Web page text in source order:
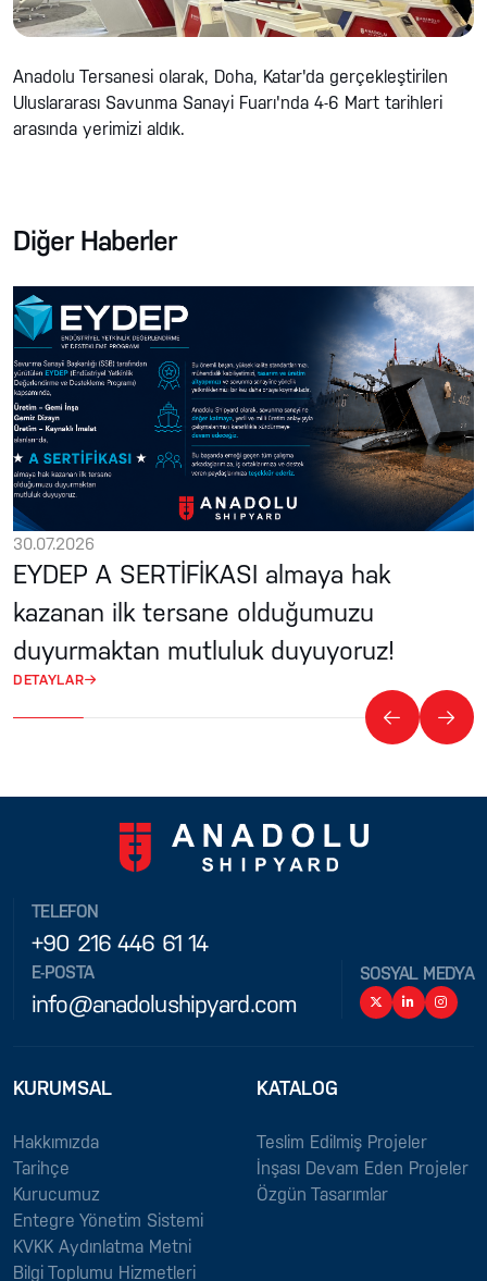
Anadolu Tersanesi olarak, Doha, Katar'da gerçekleştirilen
Uluslararası Savunma Sanayi Fuarı'nda 4-6 Mart tarihleri
arasında yerimizi aldık.
Diğer Haberler
30.07.2026
EYDEP A SERTİFİKASI almaya hak
kazanan ilk tersane olduğumuzu
duyurmaktan mutluluk duyuyoruz!
DETAYLAR
TELEFON
+90 216 446 61 14
E-POSTA
info@anadolushipyard.com
SOSYAL MEDYA
KURUMSAL
Hakkımızda
Tarihçe
Kurucumuz
Entegre Yönetim Sistemi
KVKK Aydınlatma Metni
Bilgi Toplumu Hizmetleri
KATALOG
Teslim Edilmiş Projeler
İnşası Devam Eden Projeler
Özgün Tasarımlar